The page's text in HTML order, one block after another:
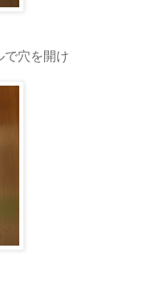
で穴を開け